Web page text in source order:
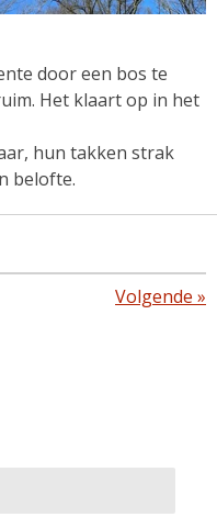
door een bos te
Het klaart op in het
hun takken strak
belofte.
Volgende »